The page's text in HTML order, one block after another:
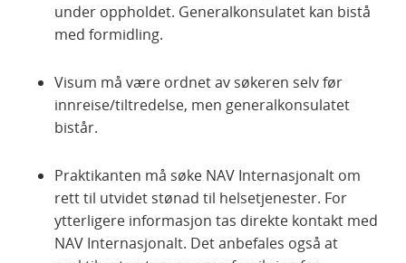
under oppholdet. Generalkonsulatet kan bistå
med formidling.
Visum må være ordnet av søkeren selv før
innreise/tiltredelse, men generalkonsulatet
bistår.
Praktikanten må søke NAV Internasjonalt om
rett til utvidet stønad til helsetjenester. For
ytterligere informasjon tas direkte kontakt med
NAV Internasjonalt. Det anbefales også at